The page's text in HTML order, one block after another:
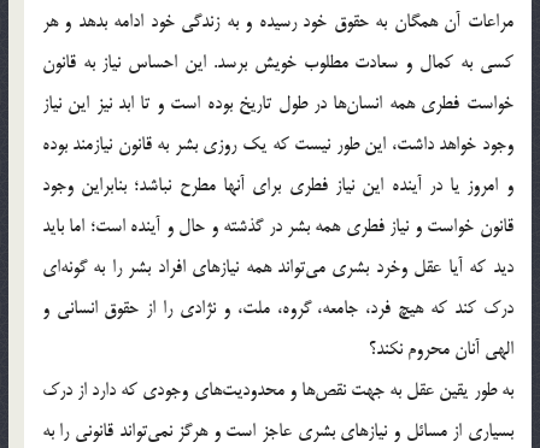
مراعات آن همگان به حقوق خود رسيده و به زندگي خود ادامه بدهد و هر
كسي به كمال و سعادت مطلوب خويش برسد. اين احساس نياز به قانون
خواست فطري همه انسان‌ها در طول تاريخ بوده است و تا ابد نيز اين نياز
وجود خواهد داشت، اين طور نيست كه يك روزي بشر به قانون نيازمند بوده
و امروز يا در آينده اين نياز فطري براي آنها مطرح نباشد؛ بنابراين وجود
قانون خواست و نياز فطري همه بشر در گذشته و حال و آينده است؛ اما بايد
ديد كه آيا عقل وخرد بشري مي‌تواند همه نيازهاي افراد بشر را به گونه‌اي
درك كند كه هيچ فرد، جامعه، گروه، ملت، و نژادي را از حقوق انساني و
الهي آنان محروم نكند؟
به طور يقين عقل به جهت نقص‌ها و محدوديت‌هاي وجودي كه دارد از درك
بسياري از مسائل و نيازهاي بشري عاجز است و هرگز نمي‌تواند قانوني را به